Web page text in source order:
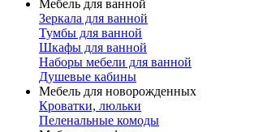
Мебель для ванной
Зеркала для ванной
Тумбы для ванной
Шкафы для ванной
Наборы мебели для ванной
Душевые кабины
Мебель для новорожденных
Кроватки, люльки
Пеленальные комоды